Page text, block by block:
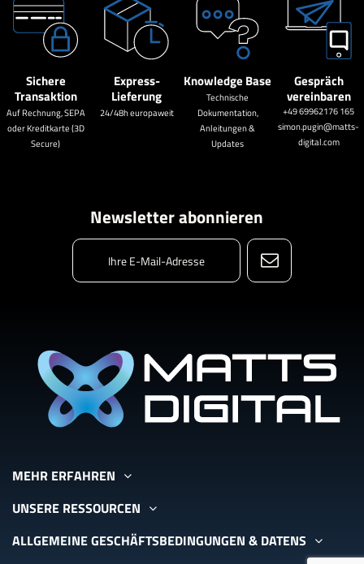
Sichere
Transaktion
Auf Rechnung, SEPA
oder Kreditkarte (3D
Secure)
Express-
Lieferung
24/48h europaweit
Knowledge Base
Technische
Dokumentation,
Anleitungen &
Updates
Gespräch
vereinbaren
+49 69962176 165
simon.pugin@matts-
digital.com
Newsletter abonnieren
MEHR ERFAHREN
UNSERE RESSOURCEN
ALLGEMEINE GESCHÄFTSBEDINGUNGEN & DATENS